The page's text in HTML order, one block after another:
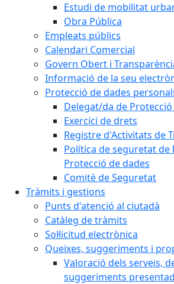
Estudi de mobilitat
Obra Pública
Empleats públics
Calendari Comercial
Govern Obert i
Informació de la seu
Protecció de dades
Delegat/da de Protecció
Exercici de drets
Registre d'Activitats de
Política de seguretat de
Protecció de dades
Comitè de Seguretat
Tràmits i gestions
Punts d'atenció al ciutadà
Catàleg de tràmits
Sol·licitud electrònica
Queixes, suggeriments i
Valoració dels serveis,
suggeriments